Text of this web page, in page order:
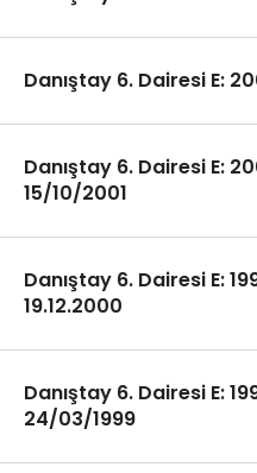
Danıştay 6. Dairesi E:
Danıştay 6. Dairesi E:
15/10/2001
Danıştay 6. Dairesi E:
19.12.2000
Danıştay 6. Dairesi E:
24/03/1999